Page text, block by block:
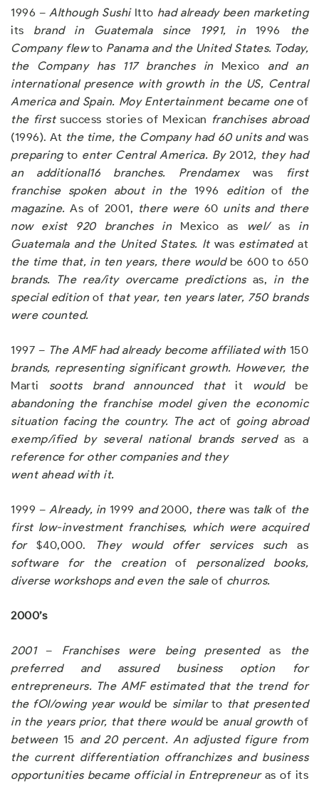
1996 – Although Sushi Itto had already been marketing
its brand in Guatemala since 1991, in 1996
the
Company flewto Panama and the United States. Today,
the Company has 117 branches in Mexico and an
international presence with growth in the US, Central
America and Spain. Moy Entertainment became oneof
the firstsuccess stories of Mexican franchises abroad
(1996). At the time, the Company had 60 units and was
preparing to enter Central America. By2012, they had
an additional16 branches. Prendamex was
first
franchise spoken about in the 1996 editionof
the
magazine.As of 2001, there were 60 units and there
now exist 920 branches in Mexico as wel/as in
Guatemala and the United States. It was estimated at
the time that, in ten years, there would be 600 to 650
brands. The rea/ity overcame predictions as, in the
special editionof that year, ten years later, 750 brands
were counted.
1997 – The AMF had already become affiliated with 150
brands, representing significant growth. However, the
Marti sootts brand announced thatit would be
abandoning the franchise model given the economic
situation facing the country. The act of going abroad
exemp/ified by several national brands served as a
reference for other companies and they
went ahead with it.
1999 – Already, in 1999 and2000, there was talk of the
first low-investment franchises, which were acquired
for $40,000. They would offer services suchas
software for the creationof personalized books,
diverse workshops and even the sale of churros.
2000’s
2001 – Franchises were being presentedas
the
preferred and assured business option for
entrepreneurs. The AMF estimated that the trend for
the fOl/owing year would be similar to that presented
in the years prior, that there would be anual growth of
between 15 and 20 percent. An adjusted figure from
the current differentiation offranchizes and business
opportunities became official in Entrepreneur as of its